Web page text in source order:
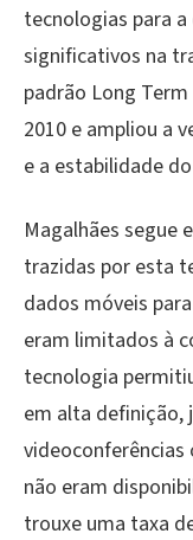
tecnologias para
significativos na
padrão Long
2010 e ampliou a
e a estabilidade
Magalhães segue
trazidas por esta
dados móveis
eram limitados à
tecnologia
em alta definição,
não eram
trouxe uma taxa